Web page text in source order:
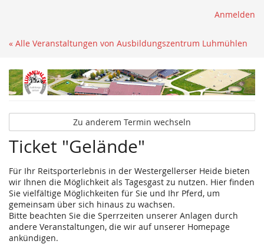
Anmelden
« Alle Veranstaltungen von Ausbildungszentrum Luhmühlen
Zu anderem Termin wechseln
Ticket "Gelände"
Für Ihr Reitsporterlebnis in der Westergellerser Heide bieten
wir Ihnen die Möglichkeit als Tagesgast zu nutzen. Hier finden
Sie vielfältige Möglichkeiten für Sie und Ihr Pferd, um
gemeinsam über sich hinaus zu wachsen.
Bitte beachten Sie die Sperrzeiten unserer Anlagen durch
andere Veranstaltungen, die wir auf unserer Homepage
ankündigen.